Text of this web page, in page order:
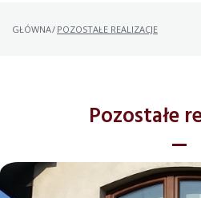
GŁÓWNA/ POZOSTAŁE REALIZACJE
Pozostałe